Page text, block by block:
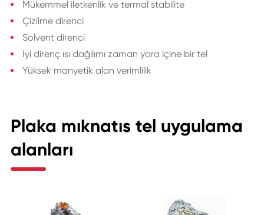
Mükemmel iletkenlik ve termal stabilite
Çizilme direnci
Solvent direnci
Iyi direnç ısı dağılımı zaman yara içine bir tel
Yüksek manyetik alan verimlilik
Plaka mıknatıs tel uygulama
alanları